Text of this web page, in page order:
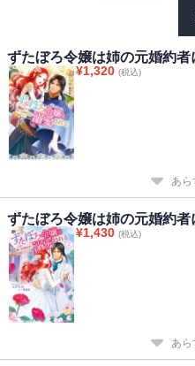
ずたぼろ令嬢は姉の元婚約者
¥1,320 (税込)
あら
ずたぼろ令嬢は姉の元婚約
¥1,430 (税込)
あら